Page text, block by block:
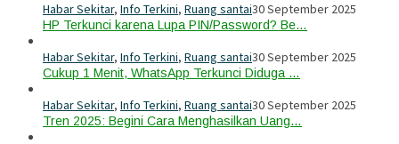
Habar Sekitar, Info Terkini, Ruang santai30 September 2025
HP Terkunci karena Lupa PIN/Password? Be…
Habar Sekitar, Info Terkini, Ruang santai30 September 2025
Cukup 1 Menit, WhatsApp Terkunci Diduga …
Habar Sekitar, Info Terkini, Ruang santai30 September 2025
Tren 2025: Begini Cara Menghasilkan Uang…